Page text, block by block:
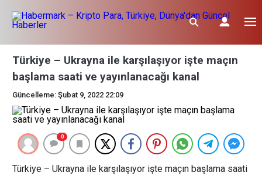
Türkiye – Ukrayna ile karşılaşıyor işte maçın
başlama saati ve yayınlanacağı kanal
Güncelleme: Şubat 9, 2022 22:09
0
Türkiye – Ukrayna ile karşılaşıyor işte maçın başlama saati